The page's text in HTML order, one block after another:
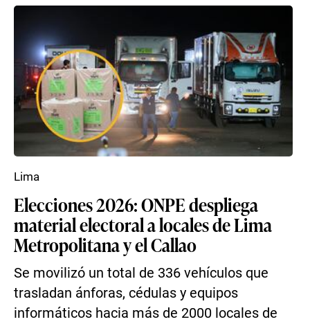
Elecciones 2026: ONPE despliega
material electoral a locales de Lima
Metropolitana y el Callao
Se movilizó un total de 336 vehículos que
trasladan ánforas, cédulas y equipos
informáticos hacia más de 2000 locales de
Lima